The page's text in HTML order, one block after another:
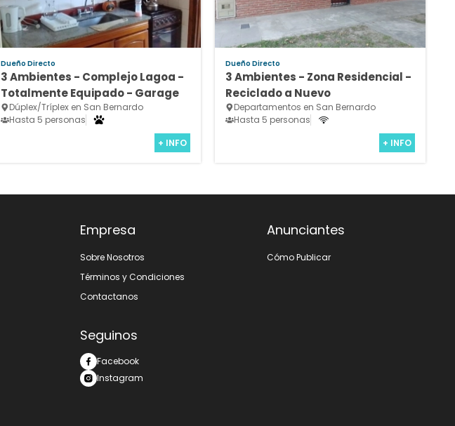
Dueño Directo
3 Ambientes - Complejo Lagoa -
Totalmente Equipado - Garage
Dúplex/Tríplex en San Bernardo
Hasta 5 personas
+ INFO
Dueño Directo
3 Ambientes - Zona Residencial -
Reciclado a Nuevo
Departamentos en San Bernardo
Hasta 5 personas
+ INFO
Empresa
Sobre Nosotros
Términos y Condiciones
Contactanos
Seguinos
Facebook
Instagram
Anunciantes
Cómo Publicar